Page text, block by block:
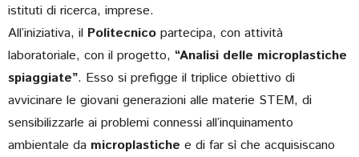
istituti di ricerca, imprese.
All’iniziativa, il Politecnico partecipa, con attività
laboratoriale, con il progetto, “Analisi delle microplastiche
spiaggiate”. Esso si prefigge il triplice obiettivo di
avvicinare le giovani generazioni alle materie STEM, di
sensibilizzarle ai problemi connessi all’inquinamento
ambientale da microplastiche e di far sì che acquisiscano